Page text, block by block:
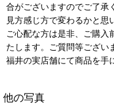
合がございますのでご了承
見方感じ方で変わるかと思
ご心配な方は是非、ご購入
たします。ご質問等ござい
福井の実店舗にて商品を手
他の写真